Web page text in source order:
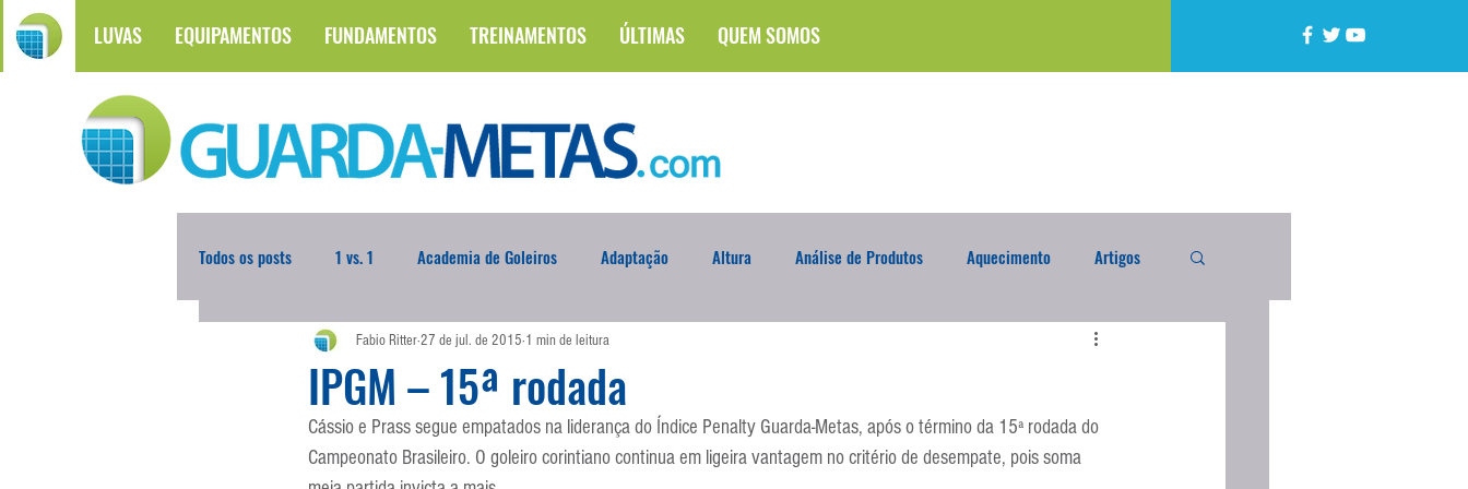
LUVAS EQUIPAMENTOS FUNDAMENTOS TREINAMENTOS ÚLTIMAS QUEM SOMOS
Todos os posts 1 vs. 1 Academia de Goleiros Adaptação Altura Análise de Produtos Aquecimento Artigos
Atualidades Blogoleiro da Semana Brasileirão Compra Exterior
Comunicação Copa do Mundo Curso Defesa da Semana Deslocamento DVD Encaixada Enquete
IPGM – 15ª rodada
Fabio Ritter27 de jul. de 2015 1 min de leitura
Cássio e Prass segue empatados na liderança do Índice Penalty Guarda-Metas, após o término da 15ª rodada do
Campeonato Brasileiro. O goleiro corintiano continua em ligeira vantagem no critério de desempate, pois soma